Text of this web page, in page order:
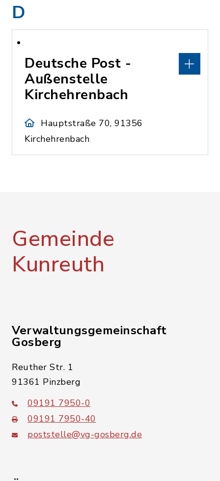
D
Deutsche Post -
Außenstelle
Kirchehrenbach
Hauptstraße 70, 91356
Kirchehrenbach
Gemeinde
Kunreuth
Verwaltungsgemeinschaft
Gosberg
Reuther Str. 1
91361 Pinzberg
09191 7950-0
09191 7950-40
poststelle@vg-gosberg.de